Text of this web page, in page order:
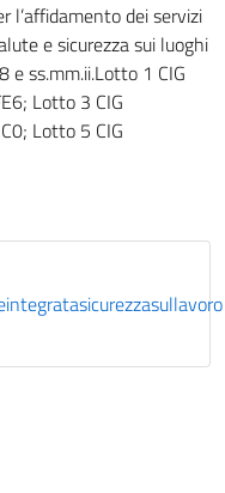
l’affidamento dei servizi
e sicurezza sui luoghi
e ss.mm.ii.Lotto 1 CIG
Lotto 3 CIG
Lotto 5 CIG